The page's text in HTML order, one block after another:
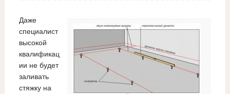
Даже
специалист
высокой
квалификац
ии не будет
заливать
стяжку на